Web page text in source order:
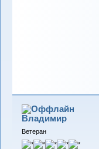
Владимиp
Ветеран